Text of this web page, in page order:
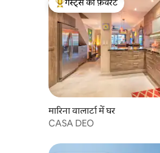
गेस्ट्स का टॉप फ़ेवरेट
गेस्ट्स की फ़ेवरेट
मारिना वालार्टा में घर
CASA DEO